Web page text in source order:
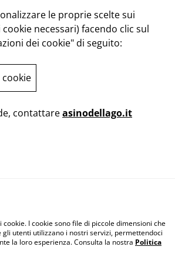
le proprie scelte sui
necessari) facendo clic sul
dei cookie" di seguito:
contattareasinodellago.it
I cookie sono file di piccole dimensioni che
gli utenti utilizzano i nostri servizi, permettendoci
la loro esperienza. Consulta la nostra Politica